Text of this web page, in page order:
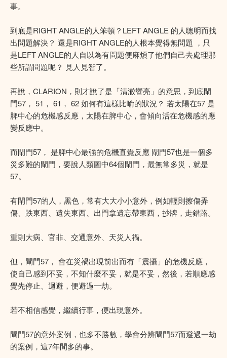
事。
到底是RIGHT ANGLE的人笨頓？LEFT ANGLE 的人聰明而找
出問題解決？ 還是RIGHT ANGLE的人根本覺得無問題 ，只
是LEFT ANGLE的人自以為有問題便麻煩了他們自己去處理那
些所謂問題呢？ 見人見智了。
再說，CLARION，則才說了是「清澈響亮」的意思，到底閘
門57， 51， 61， 62 如何有這樣比喻的狀況？ 若太陽在57 是
脾中心的危機感反應，太陽在脾中心，會傾向活在危機感的應
變反應中。
而閘門57， 是脾中心最強的危機直覺反應 閘門57也是一個多
災多難的閘門，要說人類圖中64個閘門，最無常多災，就是
57。
有閘門57的人，黑色，常有大大小小意外，例如輕則擦傷弄
傷、跌東西、遺失東西、出門拿遺忘帶東西，抄牌，走錯路。
重則大病、官非、交通意外、天災人禍。
但，閘門57， 會在災禍出現前出而有「震攝」的危機反應，
使自己感到不妥，不知什麼不妥，就是不妥，然後，若順應感
覺先停止、迴避，便避過一劫。
若不相信感覺，繼續行事，便出現意外。
閘門57的意外案例，也多不勝數，學會分辨閘門57而避過一劫
的案例，這7年間多的事。